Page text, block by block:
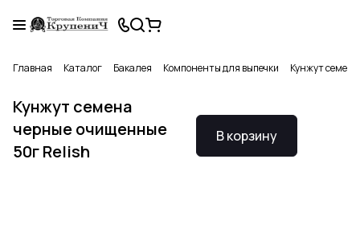
Главная Каталог Бакалея Компоненты для выпечки Кунжут
Кунжут семена
черные очищенные
50г Relish
В корзину